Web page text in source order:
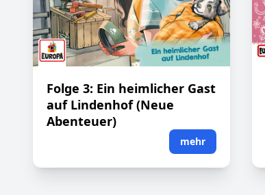
Folge 3: Ein heimlicher Gast
auf Lindenhof (Neue
Abenteuer)
mehr